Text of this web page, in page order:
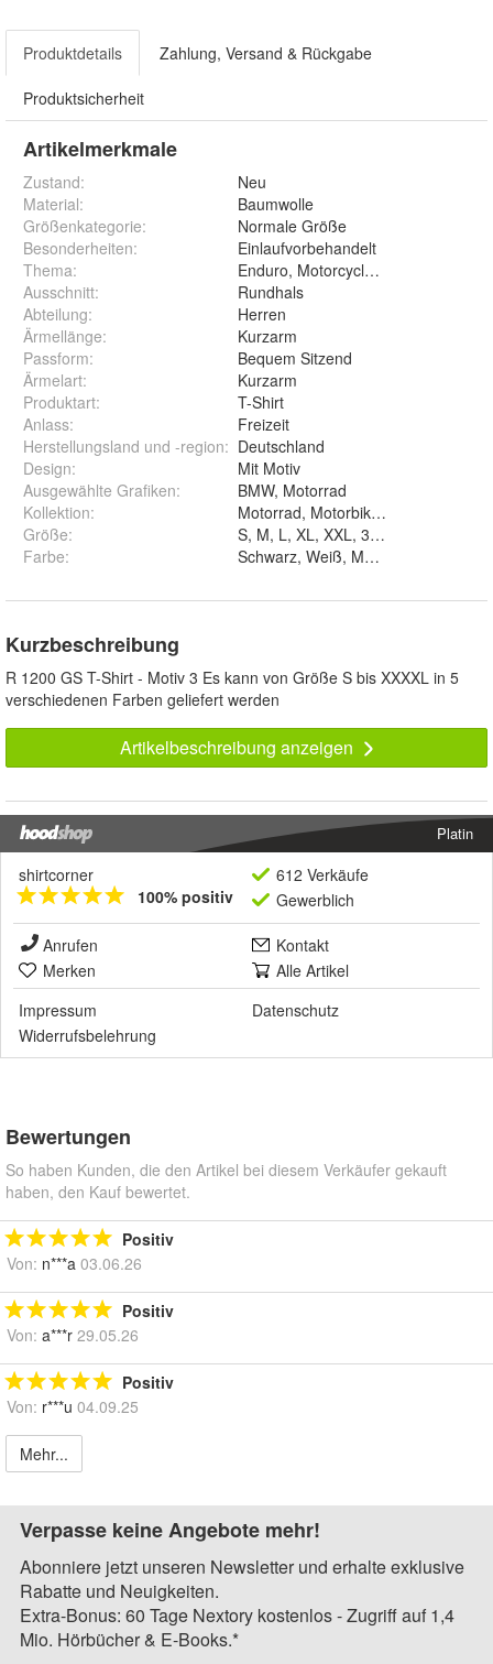
Produktdetails Zahlung, Versand & Rückgabe
Produktsicherheit
Artikelmerkmale
Zustand:
Neu
Material:
Baumwolle
Größenkategorie:
Normale Größe
Besonderheiten:
Einlaufvorbehandelt
Thema:
Enduro, Motorcycle, Motorrad, GS
Ausschnitt:
Rundhals
Abteilung:
Herren
Ärmellänge:
Kurzarm
Passform:
Bequem Sitzend
Ärmelart:
Kurzarm
Produktart:
T-Shirt
Anlass:
Freizeit
Herstellungsland und -region: Deutschland
Design:
Mit Motiv
Ausgewählte Grafiken:
BMW, Motorrad
Kollektion:
Motorrad, Motorbiker, BMW
Größe:
Farbe:
Kurzbeschreibung
R 1200 GS T-Shirt - Motiv 3 Es kann von Größe S bis XXXXL in 5
verschiedenen Farben geliefert werden
Artikelbeschreibung anzeigen
Platin
shirtcorner
100% positiv
612 Verkäufe
Gewerblich
Anrufen
Kontakt
Merken
Alle Artikel
Impressum
Datenschutz
Widerrufsbelehrung
Bewertungen
So haben Kunden, die den Artikel bei diesem Verkäufer gekauft
haben, den Kauf bewertet.
Positiv
Von: n***a 03.06.26
Positiv
Von: a***r 29.05.26
Positiv
Von: r***u 04.09.25
Mehr...
Verpasse keine Angebote mehr!
Abonniere jetzt unseren Newsletter und erhalte exklusive
Rabatte und Neuigkeiten.
Extra-Bonus: 60 Tage Nextory kostenlos - Zugriff auf 1,4
Mio. Hörbücher & E-Books.*